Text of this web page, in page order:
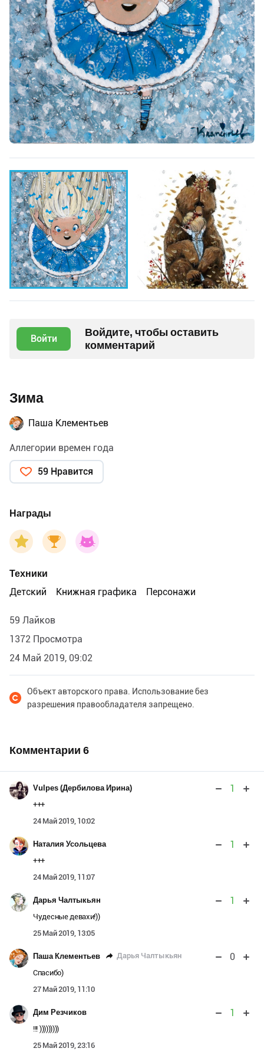
Войти
Войдите, чтобы оставить
комментарий
Зима
Паша Клементьев
Аллегории времен года
59 Нравится
Награды
Техники
Детский
Книжная графика Персонажи
59 Лайков
1372 Просмотра
24 Май 2019, 09:02
Объект авторского права. Использование без
разрешения правообладателя запрещено.
Комментарии 6
Vulpes (Дербилова Ирина) 1
+++
24 Май 2019, 10:02
Наталия Усольцева 1
+++
24 Май 2019, 11:07
Дарья Чалтыкьян 1
Чудесные девахи!))
25 Май 2019, 13:05
Паша Клементьев Дарья Чалтыкьян 0
Спасибо)
27 Май 2019, 11:10
Дим Резчиков 1
!!! )))))))))
25 Май 2019, 23:16